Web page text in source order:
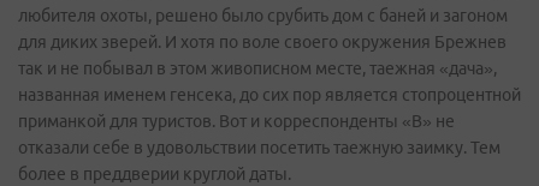
любителя охоты, решено было срубить дом с баней и загоном
для диких зверей. И хотя по воле своего окружения Брежнев
так и не побывал в этом живописном месте, таежная «дача»,
названная именем генсека, до сих пор является стопроцентной
приманкой для туристов. Вот и корреспонденты «В» не
отказали себе в удовольствии посетить таежную заимку. Тем
более в преддверии круглой даты.